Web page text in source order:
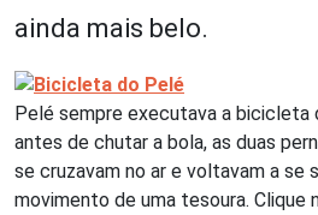
ainda mais belo.
Pelé sempre executava a bicicleta
antes de chutar a bola, as duas
se cruzavam no ar e voltavam a se
movimento de uma tesoura. Clique